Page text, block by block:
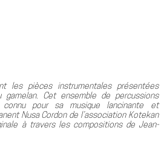
les pièces instrumentales présentées
Cet ensemble de percussions
pour sa musique lancinante et
Nusa Cordon de l’association Kotekan
à travers les compositions de Jean-